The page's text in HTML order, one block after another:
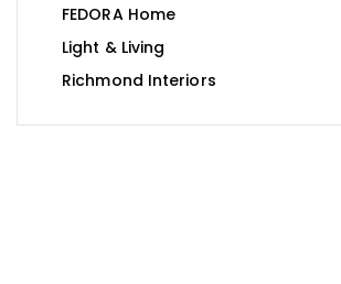
FEDORA Home
Light & Living
Richmond Interiors